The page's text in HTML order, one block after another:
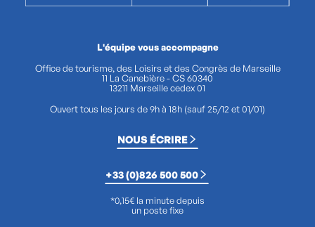
L'équipe vous accompagne
Office de tourisme, des Loisirs et des Congrès de Marseille
11 La Canebière - CS 60340
13211 Marseille cedex 01
Ouvert tous les jours de 9h à 18h (sauf 25/12 et 01/01)
NOUS ÉCRIRE
+33 (0)826 500 500
*0,15€ la minute depuis
un poste fixe